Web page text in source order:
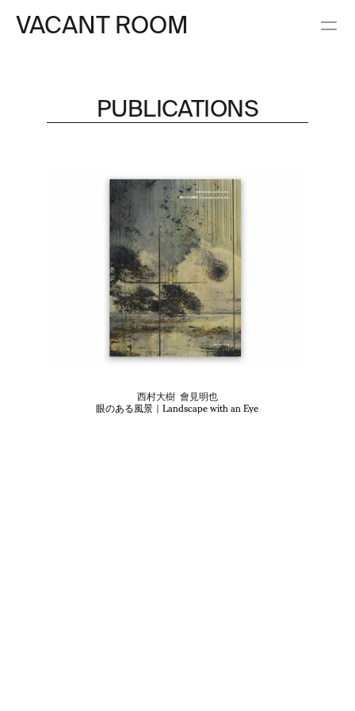
VACANT ROOM
PUBLICATIONS
西村大樹  會見明也
眼のある風景｜Landscape with an Eye